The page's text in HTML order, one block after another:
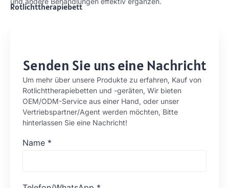
Rotlichttherapiebett
Senden Sie uns eine Nachricht
Um mehr über unsere Produkte zu erfahren, Kauf von
Rotlichttherapiebetten und -geräten, Wir bieten
OEM/ODM-Service aus einer Hand, oder unser
Vertriebspartner/Agent werden möchten, Bitte
hinterlassen Sie eine Nachricht!
Name *